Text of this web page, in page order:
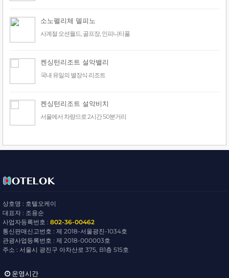
소노펠리체 델피노
사계절 오션월드, 골프장, 인피니티풀
켄싱턴리조트 설악밸리
국내 유일의 별장식 리조트
켄싱턴리조트 설악비치
서울에서 차량으로 2시간 50분거리
상호명 : 호텔오케이
대표자 : 조용순
사업자등록번호 : 802-36-00462
통신판매신고번호 : 제 2018-서울광진-1034호
관광사업등록번호 : 제 2018-000003호
주소 : 서울시 광진구 아차산로 375, B1층 515호
운영시간